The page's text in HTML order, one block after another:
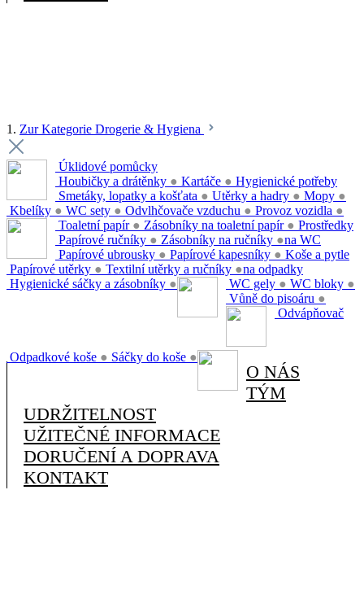
1. Zur Kategorie Drogerie & Hygiena
Úklidové pomůcky
Houbičky a drátěnky ● Kartáče ●
Smetáky, lopatky a košťata ● Utěrky a hadry ● Mopy ●
Kbelíky ● WC sety ● Odvlhčovače vzduchu ● Provoz vozidla ●
Hygienické potřeby
Toaletní papír ● Zásobníky na toaletní papír ●
Papírové ručníky ● Zásobníky na ručníky ●
Papírové ubrousky ● Papírové kapesníky ●
Papírové utěrky ● Textilní utěrky a ručníky ●
Hygienické sáčky a zásobníky ●
Prostředky
na WC
WC gely ● WC bloky ●
Vůně do pisoáru ●
Koše a pytle
na odpadky
Odpadkové koše ● Sáčky do koše ●
Odvápňovač
O NÁS
TÝM
UDRŽITELNOST
UŽITEČNÉ INFORMACE
DORUČENÍ A DOPRAVA
KONTAKT